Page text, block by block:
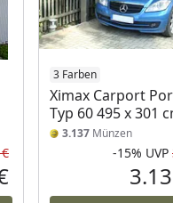
Rabatt in Prozent
Ursprünglicher Preis
Aktueller Preis
3 Farben
Ximax Carport
Typ 60 495 x 301
3.137 Münzen
-15% UVP